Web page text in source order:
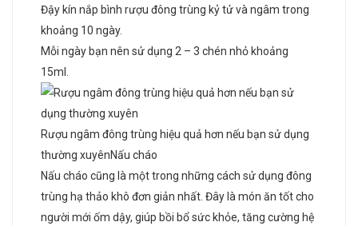
Đậy kín nắp bình rượu đông trùng kỷ tử và ngâm trong
khoảng 10 ngày.
Mỗi ngày bạn nên sử dụng 2 – 3 chén nhỏ khoảng
15ml.
Rượu ngâm đông trùng hiệu quả hơn nếu bạn sử dụng
thường xuyênNấu cháo
Nấu cháo cũng là một trong những cách sử dụng đông
trùng hạ thảo khô đơn giản nhất. Đây là món ăn tốt cho
người mới ốm dậy, giúp bồi bổ sức khỏe, tăng cường hệ